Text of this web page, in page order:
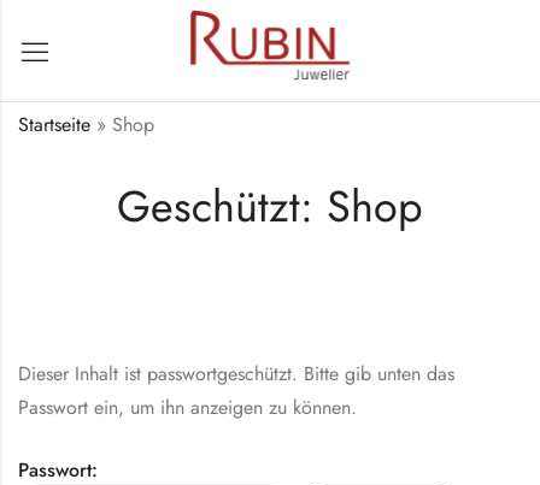
Geschützt: Shop
Startseite » Shop
Dieser Inhalt ist passwortgeschützt. Bitte gib unten das
Passwort ein, um ihn anzeigen zu können.
Passwort: